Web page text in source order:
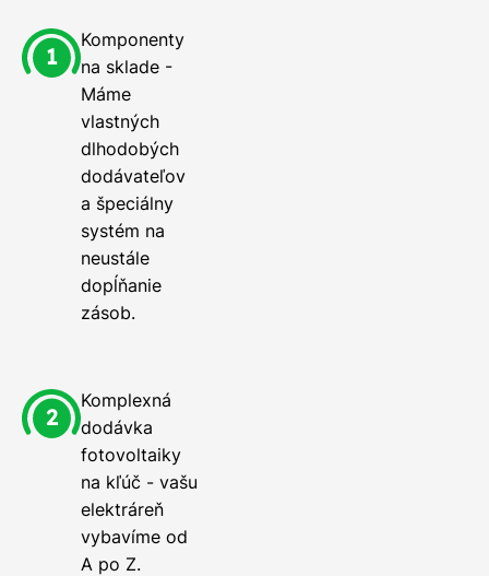
Komponenty
na sklade -
Máme
vlastných
dlhodobých
dodávateľov
a špeciálny
systém na
neustále
dopĺňanie
zásob.
Komplexná
dodávka
fotovoltaiky
na kľúč - vašu
elektráreň
vybavíme od
A po Z.